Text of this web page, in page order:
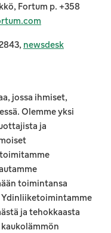
Fortum p. +358
newsdesk
jossa ihmiset,
Olemme yksi
ja
toimintansa
ja tehokkaasta